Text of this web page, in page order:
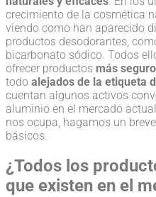
crecimiento de la cosmética
viendo como han aparecido
productos desodorantes,
bicarbonato sódico. Todos
ofrecer productos más
todo alejados de la etiqueta
cuentan algunos activos
aluminio en el mercado
nos ocupa, hagamos un
básicos.
¿Todos los
que existen en el